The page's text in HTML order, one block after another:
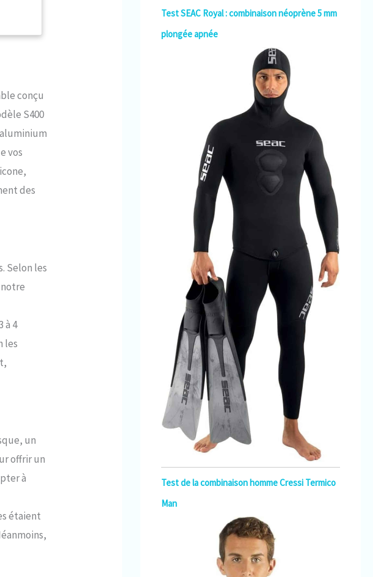
la
de
conçu
S400
vos
des
Selon les
à 4
les
un
offrir un
à
étaient
Test SEAC Royal : combinaison néoprène 5 mm
plongée apnée
Test de la combinaison homme Cressi Termico
Man